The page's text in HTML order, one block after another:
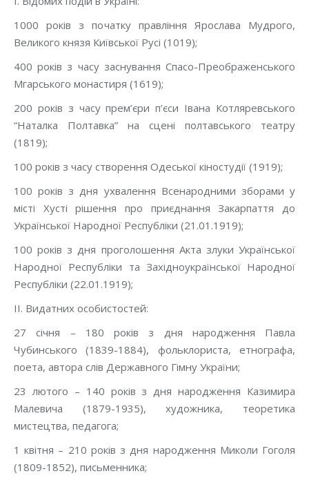
1000 років з початку правління Ярослава Мудрого,
Великого князя Київської Русі (1019);
400 років з часу заснування Спасо-Преображенського
Мгарського монастиря (1619);
200 років з часу прем’єри п’єси Івана Котляревського
“Наталка Полтавка” на сцені полтавського театру
(1819);
100 років з часу створення Одеської кіностудії (1919);
100 років з дня ухвалення Всенародними зборами у
місті Хусті рішення про приєднання Закарпаття до
Української Народної Республіки (21.01.1919);
100 років з дня проголошення Акта злуки Української
Народної Республіки та Західноукраїнської Народної
Республіки (22.01.1919);
II. Видатних особистостей:
27 січня – 180 років з дня народження Павла
Чубинського (1839-1884), фольклориста, етнографа,
поета, автора слів Державного Гімну України;
23 лютого – 140 років з дня народження Казимира
Малевича (1879-1935), художника, теоретика
мистецтва, педагога;
1 квітня – 210 років з дня народження Миколи Гоголя
(1809-1852), письменника;